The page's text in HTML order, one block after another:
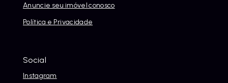
Anuncie seu imóvel conosco
Política e Privacidade
Social
Instagram